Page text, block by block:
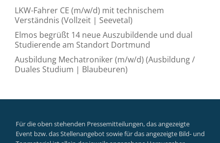
LKW-Fahrer CE (m/w/d) mit technischem
Verständnis (Vollzeit | Seevetal)
Elmos begrüßt 14 neue Auszubildende und dual
Studierende am Standort Dortmund
Ausbildung Mechatroniker (m/w/d) (Ausbildung /
Duales Studium | Blaubeuren)
Für die oben stehenden Pressemitteilungen, das angezeigte
Event bzw. das Stellenangebot sowie für das angezeigte Bild- und